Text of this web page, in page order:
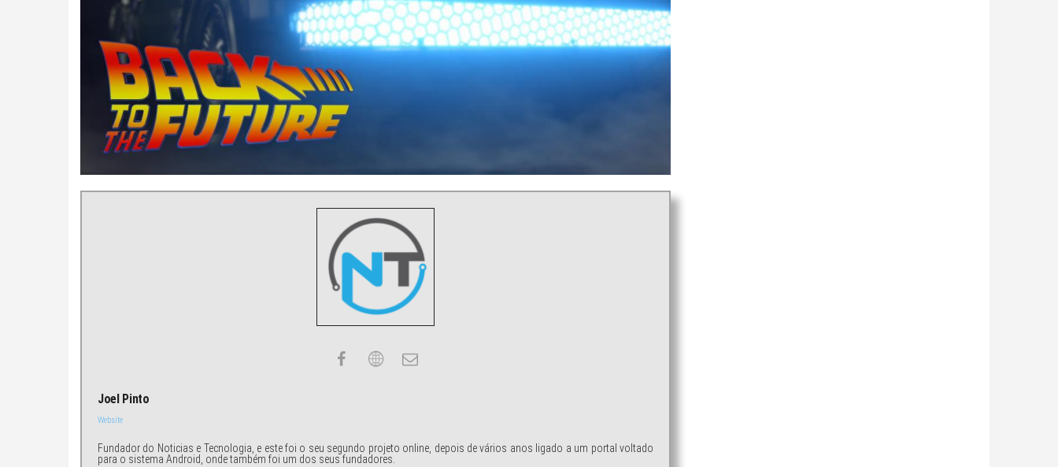
Joel Pinto
Website
Fundador do Noticias e Tecnologia, e este foi o seu segundo projeto online, depois de vários anos ligado a um portal voltado
para o sistema Android, onde também foi um dos seus fundadores.